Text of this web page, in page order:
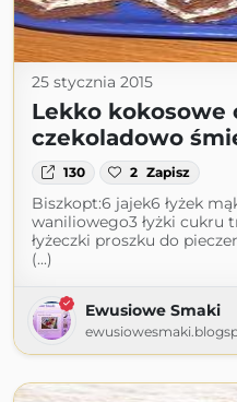
25 stycznia 2015
Lekko kokosowe
czekoladowo
130 2 Zapisz
Biszkopt:6 jajek6 łyżek
waniliowego3 łyżki cukru
łyżeczki proszku do
(...)
Ewusiowe Smaki